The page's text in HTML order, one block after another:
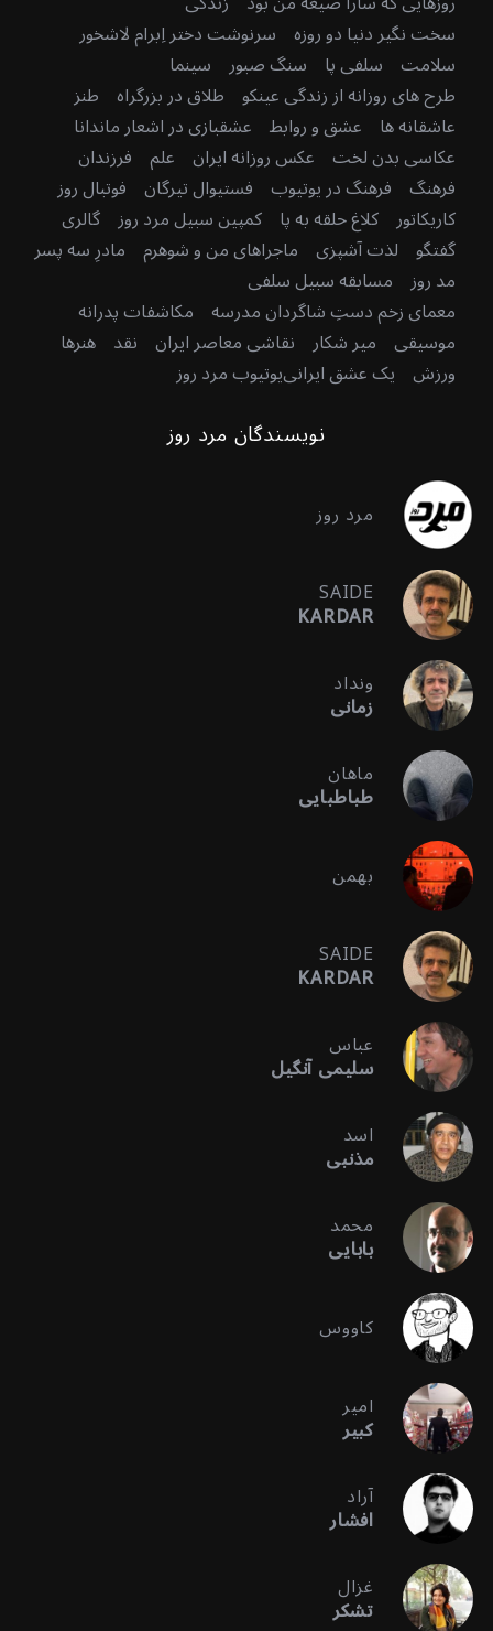
سخت نگیر دنیا دو روزه سرنوشت دختر اِبرام لاشخور
سلامت سلفی پا سنگ صبور سینما
طرح های روزانه از زندگی عینکو طلاق در بزرگراه طنز
عاشقانه ها عشق و روابط عشقبازی در اشعار ماندانا
عکاسی بدن لخت عکس روزانه ایران علم فرزندان
فرهنگ فرهنگ در یوتیوب فستیوال تیرگان فوتبال روز
کاریکاتور کلاغ حلقه به پا کمپین سبیل مرد روز گالری
گفتگو لذت آشپزی ماجراهای من و شوهرم مادرِ سه پسر
مد روز مسابقه سبیل سلفی
معمای زخم دستِ شاگردان مدرسه مکاشفات پدرانه
موسیقی میر شکار نقاشی معاصر ایران نقد هنرها
ورزش یک عشق ایرانییوتیوب مرد روز
نویسندگان مرد روز
مرد روز
SAIDE
KARDAR
ونداد
زمانی
ماهان
طباطبایی
بهمن
SAIDE
KARDAR
عباس
سلیمی آنگیل
اسد
مذنبی
محمد
بابایی
کاووس
امیر
کبیر
آراد
افشار
غزال
تشکر